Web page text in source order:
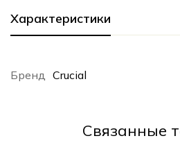
Характеристики
Бренд Crucial
Cвязанные